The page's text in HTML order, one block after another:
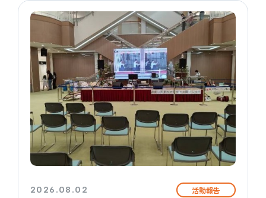
2026.08.02 活動報告